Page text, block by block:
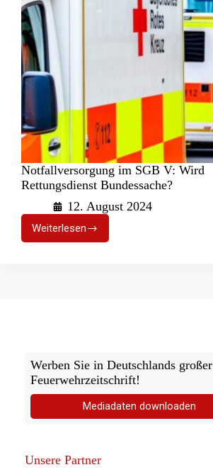
Notfallversorgung im SGB V: Wird
Rettungsdienst Bundessache?
12. August 2024
WeiterlesenNotfallversorgung
im
Werben Sie in Deutschlands großer
Feuerwehrzeitschrift!
Mediadaten downloaden
Unsere Partner